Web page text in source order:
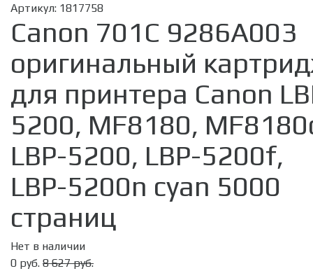
Артикул: 1817758
Canon 701C 9286A003
оригинальный
для принтера Canon
5200, MF8180,
LBP-5200, LBP-5200f,
LBP-5200n cyan 5000
страниц
Нет в наличии
0 руб. 8 627 руб.